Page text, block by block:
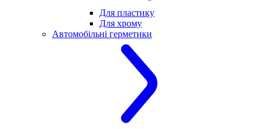
Для пластику
Для хрому
Автомобільні герметики